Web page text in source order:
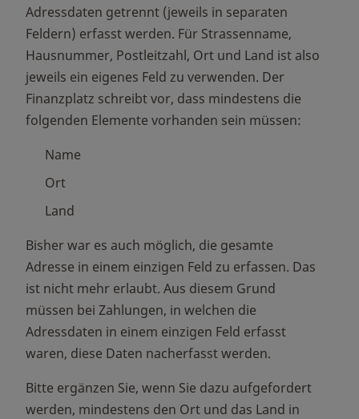
Adressdaten getrennt (jeweils in separaten
Feldern) erfasst werden. Für Strassenname,
Hausnummer, Postleitzahl, Ort und Land ist also
jeweils ein eigenes Feld zu verwenden. Der
Finanzplatz schreibt vor, dass mindestens die
folgenden Elemente vorhanden sein müssen:
Name
Ort
Land
Bisher war es auch möglich, die gesamte
Adresse in einem einzigen Feld zu erfassen. Das
ist nicht mehr erlaubt. Aus diesem Grund
müssen bei Zahlungen, in welchen die
Adressdaten in einem einzigen Feld erfasst
waren, diese Daten nacherfasst werden.
Bitte ergänzen Sie, wenn Sie dazu aufgefordert
werden, mindestens den Ort und das Land in